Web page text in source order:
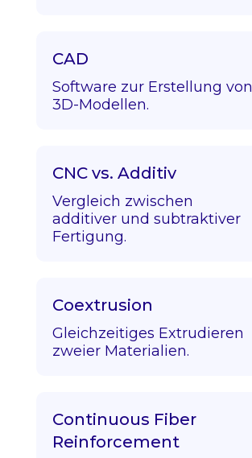
CAD
Software zur Erstellung von
3D-Modellen.
CNC vs. Additiv
Vergleich zwischen
additiver und subtraktiver
Fertigung.
Coextrusion
Gleichzeitiges Extrudieren
zweier Materialien.
Continuous Fiber
Reinforcement